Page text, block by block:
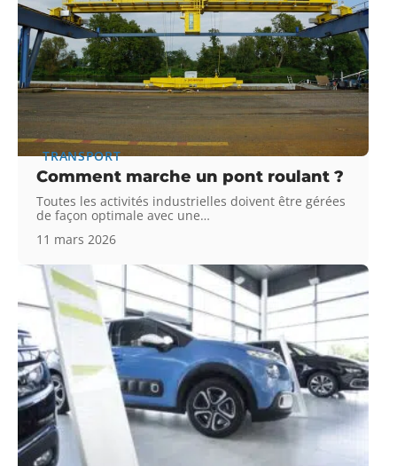
TRANSPORT
Comment marche un pont roulant ?
Toutes les activités industrielles doivent être gérées
de façon optimale avec une…
11 mars 2026